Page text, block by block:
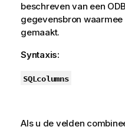
beschreven van een
gegevensbron waarmee
gemaakt.
Syntaxis:
SQLcolumns
Als u de velden